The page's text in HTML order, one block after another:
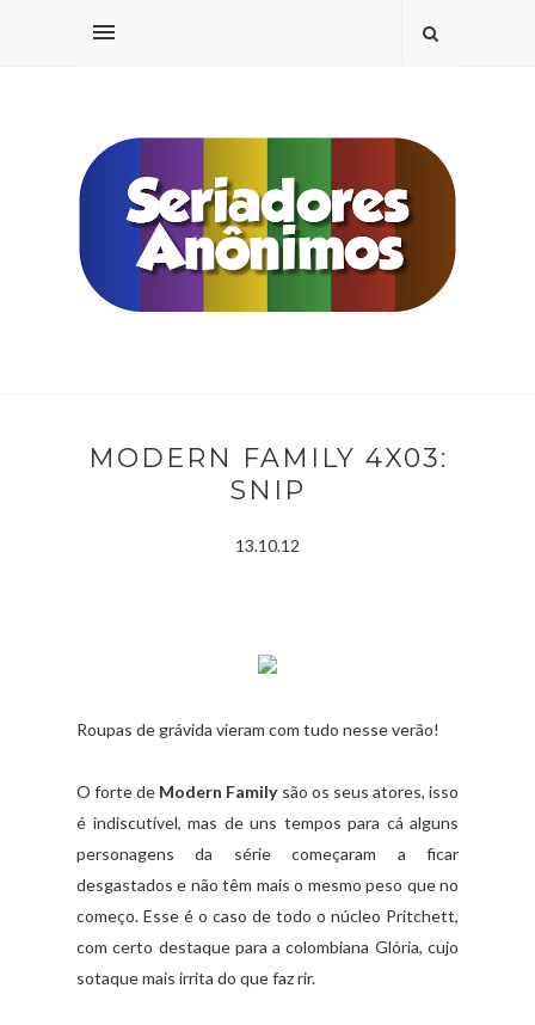
MODERN FAMILY 4X03:
SNIP
13.10.12
Roupas de grávida vieram com tudo nesse verão!
O forte de Modern Familysão os seus atores, isso
é indiscutível, mas de uns tempos para cá alguns
personagens da série começaram a ficar
desgastados e não têm mais o mesmo peso que no
começo. Esse é o caso de todo o núcleo Pritchett,
com certo destaque para a colombiana Glória, cujo
sotaque mais irrita do que faz rir.